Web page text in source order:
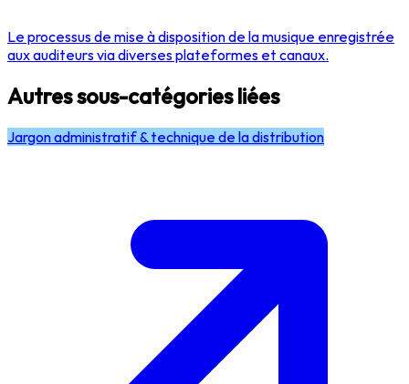
Le processus de mise à disposition de la musique enregistrée
aux auditeurs via diverses plateformes et canaux.
Autres sous-catégories liées
Jargon administratif & technique de la distribution